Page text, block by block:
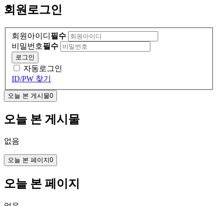
회원 로그인
회원아이디 필수
비밀번호필수
로그인
자동로그인
ID/PW 찾기
오늘 본 게시물0
오늘 본 게시물
없음
오늘 본 페이지0
오늘 본 페이지